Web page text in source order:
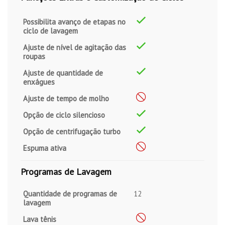
Possibilita avanço de etapas no
ciclo de lavagem
Ajuste de nível de agitação das
roupas
Ajuste de quantidade de
enxágues
Ajuste de tempo de molho
Opção de ciclo silencioso
Opção de centrifugação turbo
Espuma ativa
Programas de Lavagem
Quantidade de programas de
lavagem
12
Lava tênis